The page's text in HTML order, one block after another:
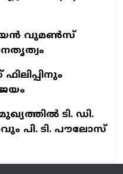
വുമൺസ്
ടി. ഡി.
പി. ടി. പൗലോസ്